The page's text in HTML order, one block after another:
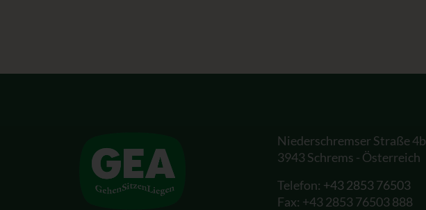
Niederschremser Straße 4b
3943 Schrems - Österreich
Telefon: +43 2853 76503
Fax: +43 2853 76503 888